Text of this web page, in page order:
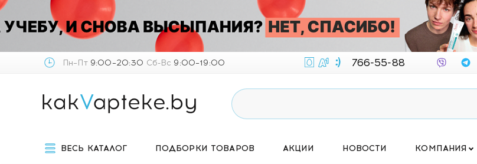
Пн–Пт9:00–20:30 Сб-Вс 9:00–19:00 766-55-88
ВЕСЬ КАТАЛОГ ПОДБОРКИ ТОВАРОВ АКЦИИ НОВОСТИ КОМПАНИЯ